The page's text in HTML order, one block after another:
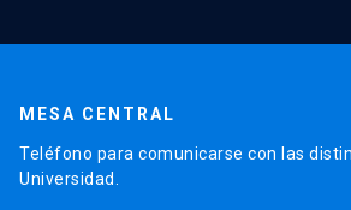
MESA CENTRAL
Teléfono para comunicarse con las
Universidad.